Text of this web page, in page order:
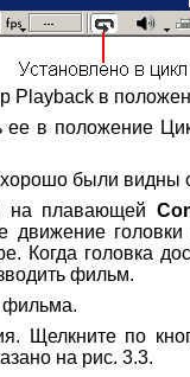
Playback в
ее в положение
были видны
на плавающей
головки
Когда головка
фильм.
фильма.
Щелкните по
на рис. 3.3.